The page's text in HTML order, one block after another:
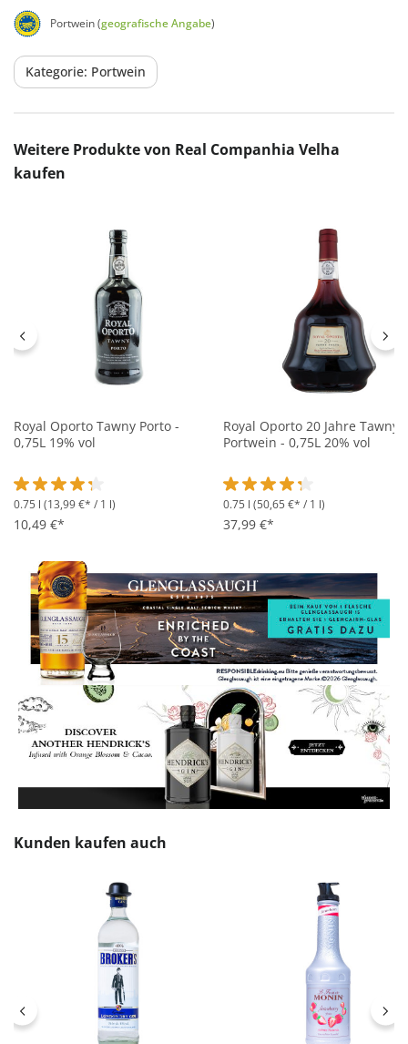
Portwein (geografische Angabe)
Kategorie: Portwein
Produktgalerie überspringen
Weitere Produkte von Real Companhia Velha
kaufen
Royal Oporto Tawny Porto -
0,75L 19% vol
Durchschnittliche Bewertung von 4.2 von 5 Sternen
0.75 l (13,99 €* / 1 l)
10,49 €*
Royal Oporto 20 Jahre Tawny
Portwein - 0,75L 20% vol
Durchschnittliche
0.75 l (50,65 €* / 1 l)
37,99 €*
Produktgalerie überspringen
Kunden kaufen auch